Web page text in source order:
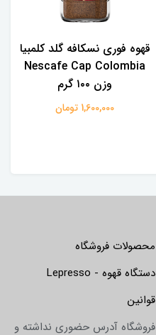
قهوه فوری نسکافه گلد کلمبیا
Nescafe Cap Colombia
وزن ۱۰۰ گرم
1,600,000 تومان
محصولات فروشگاه
دستگاه قهوه - Lepresso
قوانین
فروشگاه آدرس حضوری نداشته و